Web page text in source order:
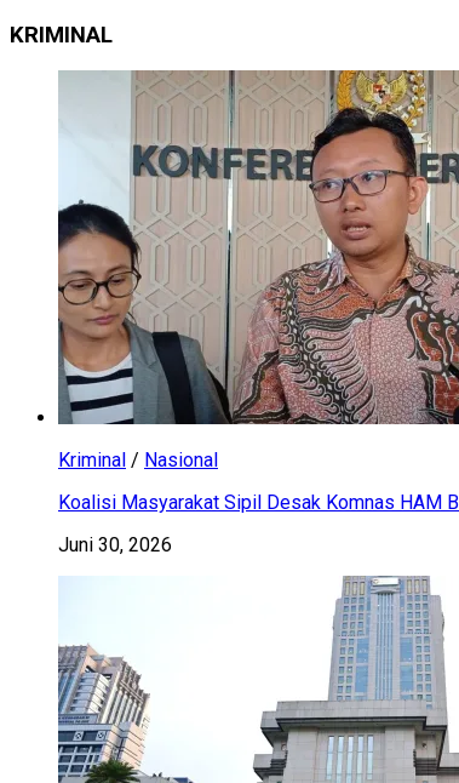
KRIMINAL
Kriminal / Nasional
Koalisi Masyarakat Sipil Desak Komnas HAM
Juni 30, 2026